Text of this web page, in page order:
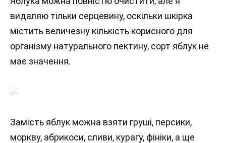
видаляю тільки серцевину, оскільки шкірка
містить величезну кількість корисного для
організму натурального пектину, сорт яблук не
має значення.
Замість яблук можна взяти груші, персики,
моркву, абрикоси, сливи, курагу, фініки, а ще